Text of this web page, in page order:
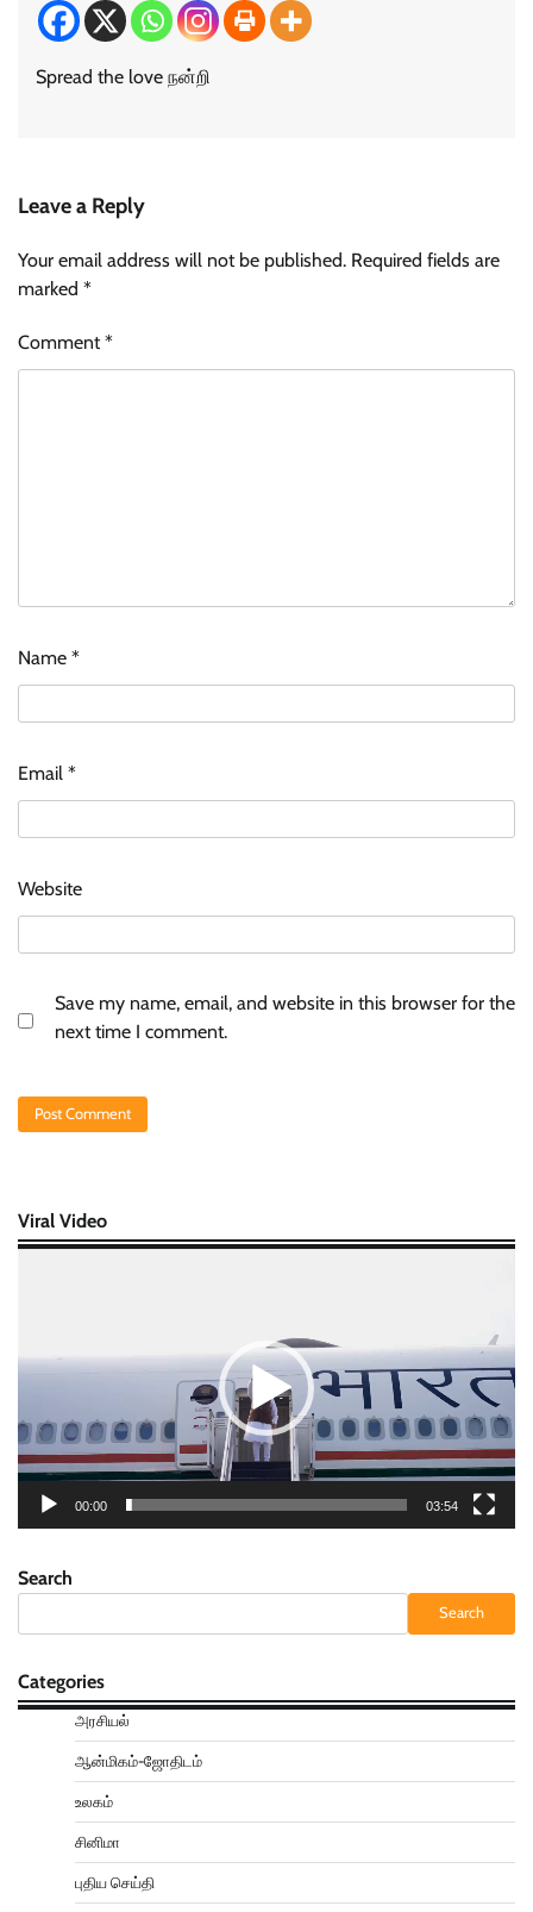
Spread the love நன்றி
Leave a Reply
Your email address will not be published. Required fields are
marked *
Comment*
Name *
Email *
Website
Save my name, email, and website in this browser for the
next time I comment.
Viral Video
00:00 03:54
Search
Search
Categories
அரசியல்
ஆன்மிகம்-ஜோதிடம்
உலகம்
சினிமா
புதிய செய்தி